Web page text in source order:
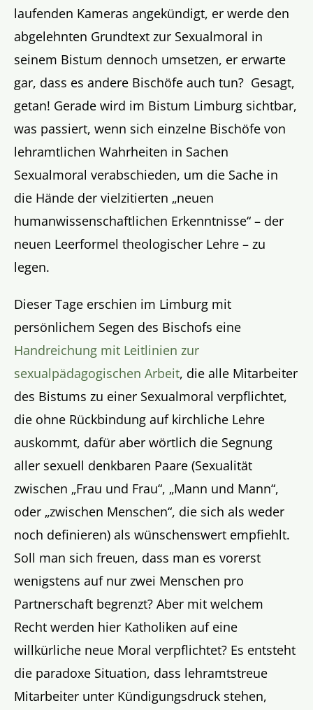
laufenden Kameras angekündigt, er werde den
abgelehnten Grundtext zur Sexualmoral in
seinem Bistum dennoch umsetzen, er erwarte
gar, dass es andere Bischöfe auch tun? Gesagt,
getan! Gerade wird im Bistum Limburg sichtbar,
was passiert, wenn sich einzelne Bischöfe von
lehramtlichen Wahrheiten in Sachen
Sexualmoral verabschieden, um die Sache in
die Hände der vielzitierten „neuen
humanwissenschaftlichen Erkenntnisse“ – der
neuen Leerformel theologischer Lehre – zu
legen.
Dieser Tage erschien im Limburg mit
persönlichem Segen des Bischofs eine
Handreichung mit Leitlinien zur
sexualpädagogischen Arbeit, die alle Mitarbeiter
des Bistums zu einer Sexualmoral verpflichtet,
die ohne Rückbindung auf kirchliche Lehre
auskommt, dafür aber wörtlich die Segnung
aller sexuell denkbaren Paare (Sexualität
zwischen „Frau und Frau“, „Mann und Mann“,
oder „zwischen Menschen“, die sich als weder
noch definieren) als wünschenswert empfiehlt.
Soll man sich freuen, dass man es vorerst
wenigstens auf nur zwei Menschen pro
Partnerschaft begrenzt? Aber mit welchem
Recht werden hier Katholiken auf eine
willkürliche neue Moral verpflichtet? Es entsteht
die paradoxe Situation, dass lehramtstreue
Mitarbeiter unter Kündigungsdruck stehen,